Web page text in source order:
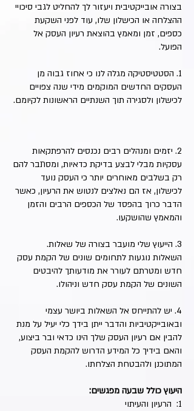
בצורה אובייקטיבית ויעזור לך להחליט לגבי סיכויי
ההצלחה או הכישלון שלו, עוד לפני השקעת
כספים, זמן ומאמץ בהוצאת רעיון העסק אל
הפועל.
1. הסטטיסטיקה מגלה לנו כי אחוז גבוה מן
העסקים החדשים המוקמים מידי שנה צפויים
לכישלון ולסגירה תוך השנתיים הראשונות לקיומם.
2. יזמים ומנהלים רבים נכנסים להרפתקאות
עסקיות מבלי לבצע בדיקת כדאיות, ומסתבר להם
רק בשלבים מאוחרים יותר כי העסק נועד
לכישלון, אז הם נאלצים לנטוש את הרעיון, כאשר
הדבר כרוך בהפסד של הכספים הרבים והזמן
והמאמץ שהושקעו.
3. הייעוץ שלי מועבר בצורה של שאלות.
השאלות נוגעות לתחומים שונים של הקמת עסק
חדש ומטרתם לעורר את מודעותך להיבטים
השונים של הקמת עסק חדש וניהולו.
4. יש להתייחס אל השאלות ביושר עצמי
ובאובייקטיביות והדבר ייתן בידך כלי יעיל על מנת
להבין אם רעיון העסק שלך הינו כדאי ובר ביצוע,
והאם בידיך כל המידע הדרוש להקמת העסק
המתוכנן ולהבטחת הצלחתו.
היעוץ כולל שבעה מפגשים:
1: הרעיון והעיתוי